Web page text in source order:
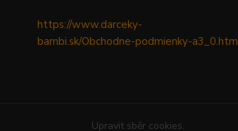
https://www.darceky-
bambi.sk/Obchodne-podmienky-a3_0.htm
Upravit sběr cookies.